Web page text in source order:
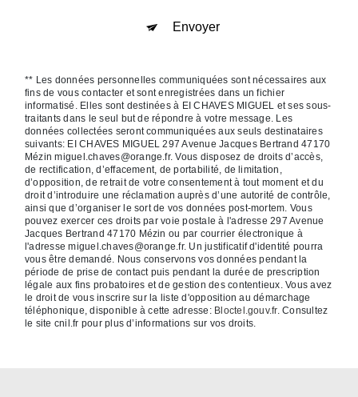
Envoyer
** Les données personnelles communiquées sont nécessaires aux
fins de vous contacter et sont enregistrées dans un fichier
informatisé. Elles sont destinées à EI CHAVES MIGUEL et ses sous-
traitants dans le seul but de répondre à votre message. Les
données collectées seront communiquées aux seuls destinataires
suivants: EI CHAVES MIGUEL 297 Avenue Jacques Bertrand 47170
Mézin miguel.chaves@orange.fr. Vous disposez de droits d’accès,
de rectification, d’effacement, de portabilité, de limitation,
d’opposition, de retrait de votre consentement à tout moment et du
droit d’introduire une réclamation auprès d’une autorité de contrôle,
ainsi que d’organiser le sort de vos données post-mortem. Vous
pouvez exercer ces droits par voie postale à l'adresse 297 Avenue
Jacques Bertrand 47170 Mézin ou par courrier électronique à
l'adresse miguel.chaves@orange.fr. Un justificatif d'identité pourra
vous être demandé. Nous conservons vos données pendant la
période de prise de contact puis pendant la durée de prescription
légale aux fins probatoires et de gestion des contentieux. Vous avez
le droit de vous inscrire sur la liste d'opposition au démarchage
téléphonique, disponible à cette adresse: Bloctel.gouv.fr. Consultez
le site cnil.fr pour plus d’informations sur vos droits.